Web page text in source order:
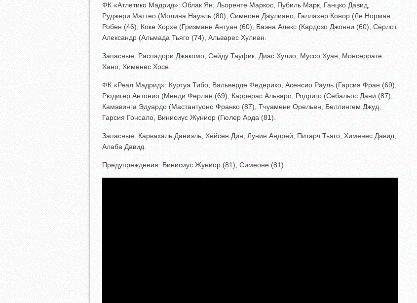
ФК «Атлетико Мадрид»: Облак Ян; Льоренте Маркос, Пубиль Марк, Ганцко Давид,
Руджери Маттео (Молина Науэль (80), Симеоне Джулиано, Галлахер Конор (Ле Норман
Робен (46), Коке Хорхе (Гризманн Антуан (60), Баэна Алекс (Кардозо Джонни (60), Сёрлот
Александр (Альмада Тьяго (74), Альварес Хулиан.
Запасные: Распадори Джакомо, Сейду Тауфик, Диас Хулио, Муссо Хуан, Монсеррате
Хано, Хименес Хосе.
ФК «Реал Мадрид»: Куртуа Тибо; Вальверде Федерико, Асенсио Рауль (Гарсия Фран (69),
Рюдигер Антонио (Менди Ферлан (69), Каррерас Альваро, Родриго (Себальос Дани (87),
Камавинга Эдуардо (Мастантуоно Франко (87), Тчуамени Орельен, Беллингем Джуд,
Гарсия Гонсало, Винисиус Жуниор (Гюлер Арда (81).
Запасные: Карвахаль Даниэль, Хёйсен Дин, Лунин Андрей, Питарч Тьяго, Хименес Давид,
Алаба Давид.
Предупреждения: Винисиус Жуниор (81), Симеоне (81).